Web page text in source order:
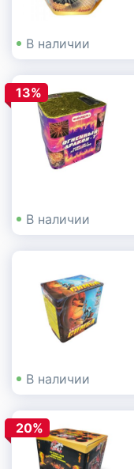
В наличии
13%
В наличии
В наличии
20%